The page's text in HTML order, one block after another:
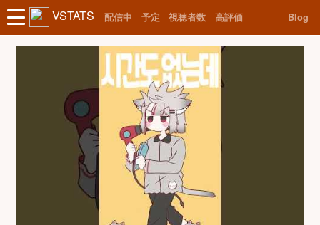
VSTATS 配信中 予定 視聴者数 高評価 Blog